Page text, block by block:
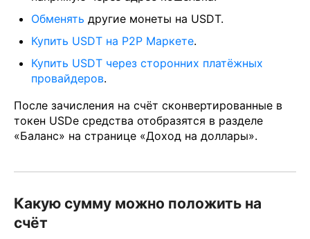
Обменять другие монеты на USDT.
Купить USDT на Р2Р Маркете.
Купить USDT через сторонних платёжных
провайдеров.
После зачисления на счёт сконвертированные в
токен USDe средства отобразятся в разделе
«Баланс» на странице «Доход на доллары».
Какую сумму можно положить на
счёт